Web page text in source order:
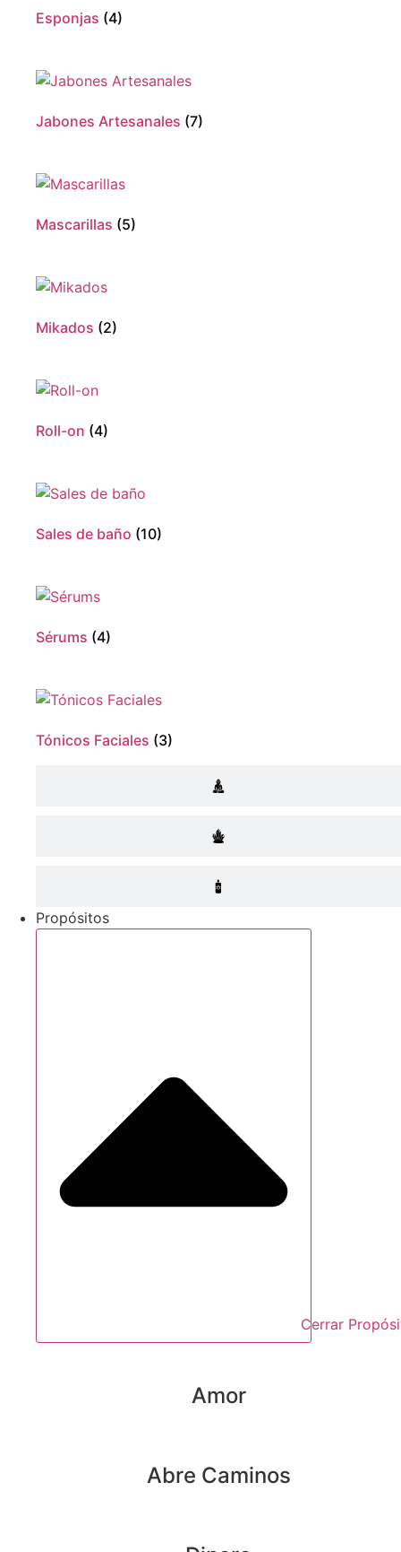
Esponjas (4)
Jabones Artesanales (7)
Mascarillas (5)
Mikados (2)
Roll-on (4)
Sales de baño (10)
Sérums (4)
Tónicos Faciales (3)
Propósitos
Cerrar
Amor
Abre Caminos